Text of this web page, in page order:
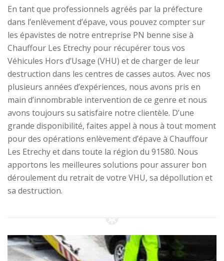
En tant que professionnels agréés par la préfecture
dans l’enlèvement d’épave, vous pouvez compter sur
les épavistes de notre entreprise PN benne sise à
Chauffour Les Etrechy pour récupérer tous vos
Véhicules Hors d’Usage (VHU) et de charger de leur
destruction dans les centres de casses autos. Avec nos
plusieurs années d’expériences, nous avons pris en
main d’innombrable intervention de ce genre et nous
avons toujours su satisfaire notre clientèle. D’une
grande disponibilité, faites appel à nous à tout moment
pour des opérations enlèvement d’épave à Chauffour
Les Etrechy et dans toute la région du 91580. Nous
apportons les meilleures solutions pour assurer bon
déroulement du retrait de votre VHU, sa dépollution et
sa destruction.